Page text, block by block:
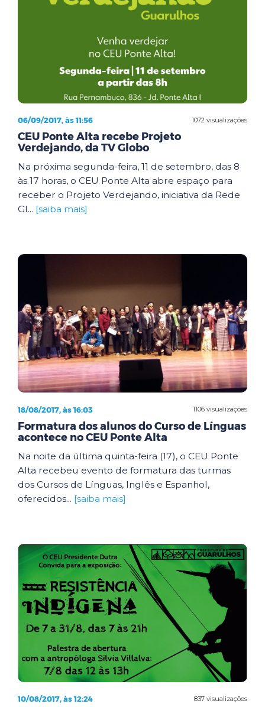
1072 visualizações
06/09/2017, às 11:56
CEU Ponte Alta recebe Projeto
Verdejando, da TV Globo
Na próxima segunda-feira, 11 de setembro, das 8
às 17 horas, o CEU Ponte Alta abre espaço para
receber o Projeto Verdejando, iniciativa da Rede
Gl... [saiba mais]
1106 visualizações
18/08/2017, às 16:03
Formatura dos alunos do Curso de Línguas
acontece no CEU Ponte Alta
Na noite da última quinta-feira (17), o CEU Ponte
Alta recebeu evento de formatura das turmas
dos Cursos de Línguas, Inglês e Espanhol,
oferecidos... [saiba mais]
837 visualizações
10/08/2017, às 12:24